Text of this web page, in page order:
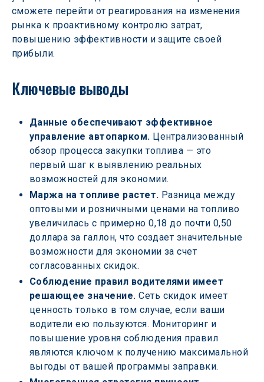
сможете перейти от реагирования на изменения
рынка к проактивному контролю затрат,
повышению эффективности и защите своей
прибыли.
Ключевые выводы
Данные обеспечивают эффективное
управление автопарком. Централизованный
обзор процесса закупки топлива — это
первый шаг к выявлению реальных
возможностей для экономии.
Маржа на топливе растет. Разница между
оптовыми и розничными ценами на топливо
увеличилась с примерно 0,18 до почти 0,50
доллара за галлон, что создает значительные
возможности для экономии за счет
согласованных скидок.
Соблюдение правил водителями имеет
решающее значение. Сеть скидок имеет
ценность только в том случае, если ваши
водители ею пользуются. Мониторинг и
повышение уровня соблюдения правил
являются ключом к получению максимальной
выгоды от вашей программы заправки.